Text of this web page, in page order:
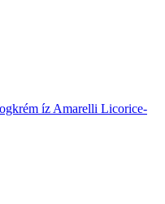
íz Amarelli Licorice-